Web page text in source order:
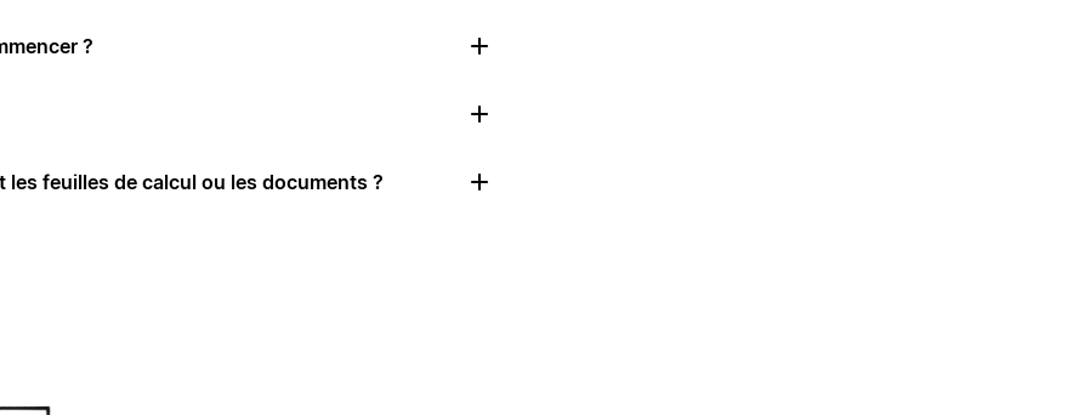
?
feuilles de calcul ou les documents ?